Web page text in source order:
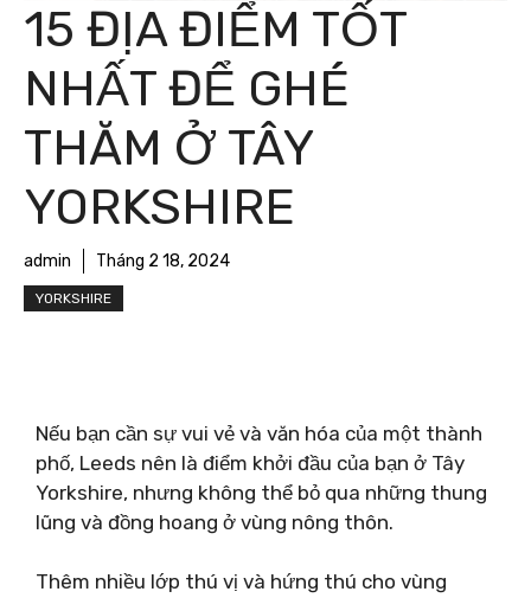
15 ĐỊA ĐIỂM TỐT
NHẤT ĐỂ GHÉ
THĂM Ở TÂY
YORKSHIRE
admin Tháng 2 18, 2024
YORKSHIRE
Nếu bạn cần sự vui vẻ và văn hóa của một thành
phố, Leeds nên là điểm khởi đầu của bạn ở Tây
Yorkshire, nhưng không thể bỏ qua những thung
lũng và đồng hoang ở vùng nông thôn.
Thêm nhiều lớp thú vị và hứng thú cho vùng